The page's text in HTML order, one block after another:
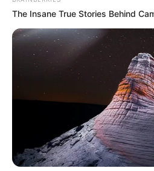
The Insane True Stories Behind